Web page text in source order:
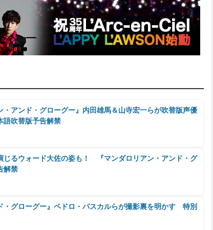
・アンド・グローグー』内田雄馬＆山寺宏一らが吹替版声優
吹替版予告解禁
じるウォード大佐の姿も！ 『マンダロリアン・アンド・グ
解禁
・グローグー』ペドロ・パスカルらが撮影裏を明かす 特別